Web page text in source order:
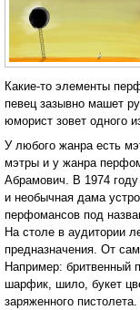
Какие-то элементы
певец зазывно машет
юморист зовет одного
У любого жанра есть
мэтры и у жанра
Абрамович. В 1974 году
и необычная дама
перфомансов под
На столе в аудитории
предназначения. От
Например: бритвенный
шарфик, шило, букет
заряженного